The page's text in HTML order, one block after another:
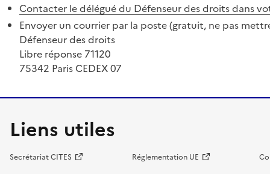
Contacter le délégué du Défenseur des droits dans
Envoyer un courrier par la poste (gratuit, ne pas
Défenseur des droits
Libre réponse 71120
75342 Paris CEDEX 07
Liens utiles
Secrétariat CITES Réglementation UE